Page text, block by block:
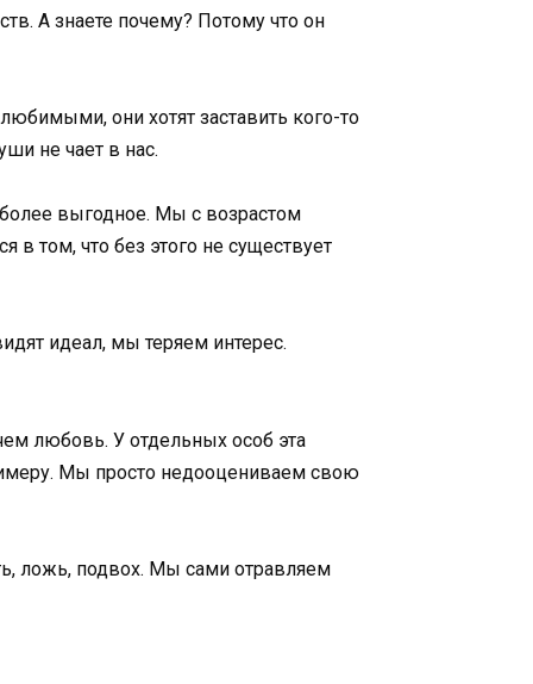
А знаете почему? Потому что он
они хотят заставить кого-то
не чает в нас.
более выгодное. Мы с возрастом
в том, что без этого не существует
идеал, мы теряем интерес.
любовь. У отдельных особ эта
Мы просто недооцениваем свою
ложь, подвох. Мы сами отравляем